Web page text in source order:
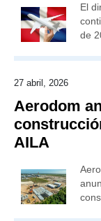
El
de
27 abril, 2026
Aerodom
AILA